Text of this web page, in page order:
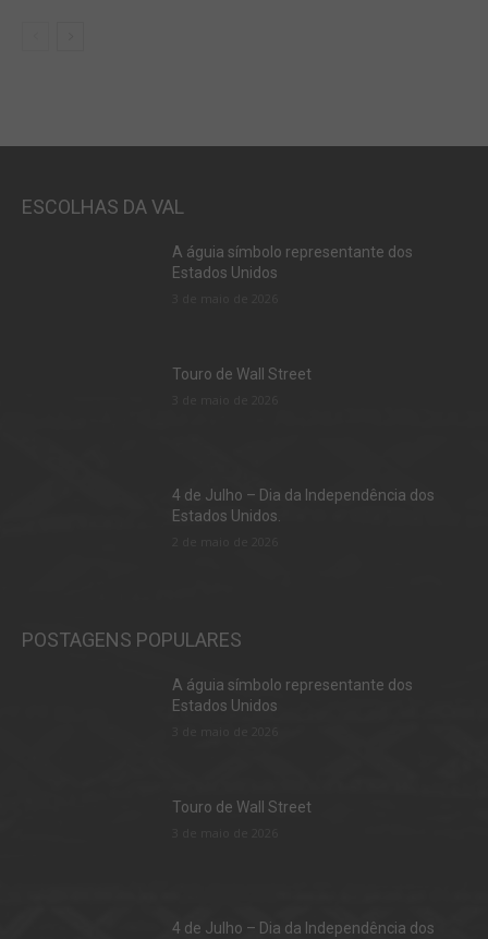
ESCOLHAS DA VAL
A águia símbolo representante dos
Estados Unidos
Touro de Wall Street
4 de Julho – Dia da Independência dos
Estados Unidos.
POSTAGENS POPULARES
A águia símbolo representante dos
Estados Unidos
Touro de Wall Street
4 de Julho – Dia da Independência dos